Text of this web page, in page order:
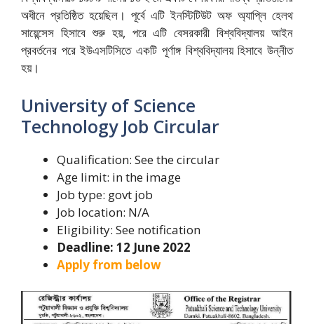
অধীনে প্রতিষ্ঠিত হয়েছিল। পূর্বে এটি ইনস্টিটিউট অফ অ্যাপ্লি হেলথ
সায়েন্সেস হিসাবে শুরু হয়, পরে এটি বেসরকারী বিশ্ববিদ্যালয় আইন
প্রবর্তনের পরে ইউএসটিসিতে একটি পূর্ণাঙ্গ বিশ্ববিদ্যালয় হিসাবে উন্নীত
হয়।
University of Science
Technology Job Circular
Qualification: See the circular
Age limit: in the image
Job type: govt job
Job location: N/A
Eligibility: See notification
Deadline: 12 June 2022
Apply from below